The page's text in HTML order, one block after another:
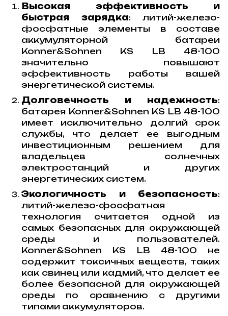
Высокая эффективность и
быстрая зарядка: литий-железо-
фосфатные элементы в составе
аккумуляторной батареи
Konner&Sohnen KS LB 48-100
значительно повышают
эффективность работы вашей
энергетической системы.
Долговечность и надежность:
батарея Konner&Sohnen KS LB 48-100
имеет исключительно долгий срок
службы, что делает ее выгодным
инвестиционным решением для
владельцев солнечных
электростанций и других
энергетических систем.
Экологичность и безопасность:
литий-железо-фосфатная
технология считается одной из
самых безопасных для окружающей
среды и пользователей.
Konner&Sohnen KS LB 48-100 не
содержит токсичных веществ, таких
как свинец или кадмий, что делает ее
более безопасной для окружающей
среды по сравнению с другими
типами аккумуляторов.